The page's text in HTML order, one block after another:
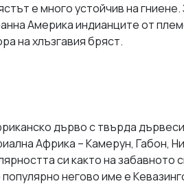
е много устойчив на
Америка индианците от
на хлъзгавия бряст.
дърво с твърда
Африка – Камерун, Габон,
си както на забавното
негово име е